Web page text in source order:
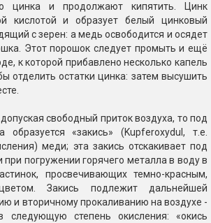
цинка и продолжают кипятить. Цинк
кислотой и образует белый цинковый
с зерен: а медь освободится и осядет
Этот порошок следует промыть и ещё
к которой прибавлено несколько капель
отделить остатки цинка: затем высушить
свободный приток воздуха, то под
образуется «закись» (Kupferoxydul, т.е.
меди; эта закись отскакивает под
погружении горячего металла в воду в
просвечивающих темно-красным,
Закись подлежит дальнейшей
и вторичному прокаливанию на воздухе -
следующую степень окисления: «окись